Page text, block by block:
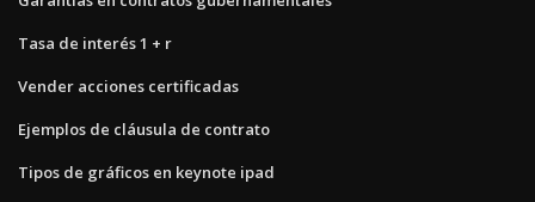
Tasa de interés 1 + r
Vender acciones certificadas
Ejemplos de cláusula de contrato
Tipos de gráficos en keynote ipad